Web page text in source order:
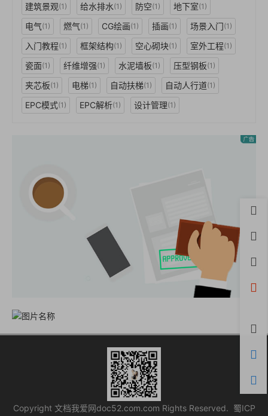
建筑景观(1) 给水排水(1) 防空(1) 地下室(1)
电气(1) 燃气(1) CG绘画(1) 插画(1) 场景入门(1)
入门教程(1) 框架结构(1) 空心砌块(1) 室外工程(1)
瓷面(1) 纤维增强(1) 水泥墙板(1) 压型钢板(1)
夹芯板(1) 电梯(1) 自动扶梯(1) 自动人行道(1)
EPC模式(1) EPC解析(1) 设计管理(1)
Copyright 文档我爱网doc52.com.com Rights Reserved. 蜀ICP